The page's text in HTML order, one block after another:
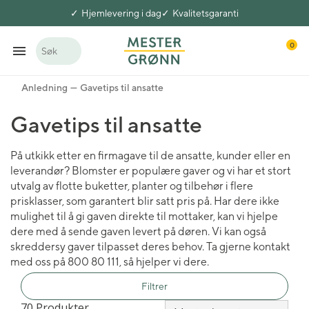
Hjemlevering i dag Kvalitetsgaranti
Søk
0
Anledning Gavetips til ansatte
Gavetips til ansatte
På utkikk etter en firmagave til de ansatte, kunder eller en
leverandør? Blomster er populære gaver og vi har et stort
utvalg av flotte buketter, planter og tilbehør i flere
prisklasser, som garantert blir satt pris på. Har dere ikke
mulighet til å gi gaven direkte til mottaker, kan vi hjelpe
dere med å sende gaven levert på døren. Vi kan også
skreddersy gaver tilpasset deres behov. Ta gjerne kontakt
med oss på 800 80 111, så hjelper vi dere.
Filtrer